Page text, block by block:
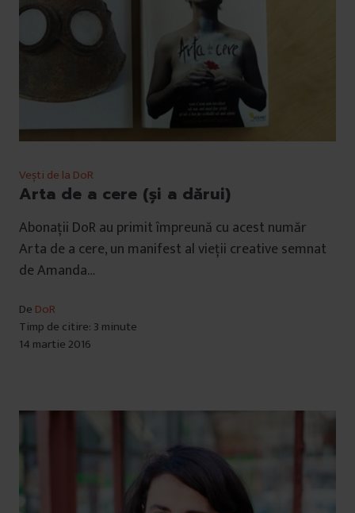
Vești de la DoR
Arta de a cere (și a dărui)
Abonații DoR au primit împreună cu acest număr
Arta de a cere, un manifest al vieții creative semnat
de Amanda…
De DoR
Timp de citire: 3 minute
14 martie 2016